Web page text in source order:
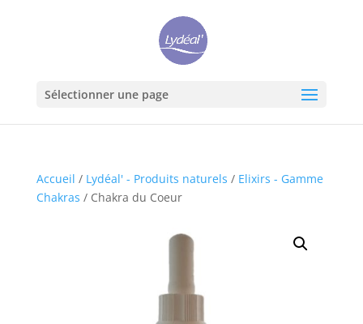
Sélectionner une page
Accueil / Lydéal' - Produits naturels / Elixirs - Gamme
Chakras / Chakra du Coeur